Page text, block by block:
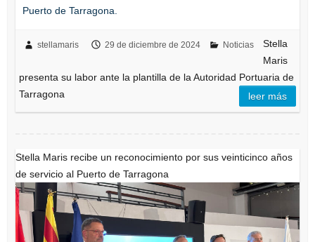
Puerto de Tarragona.
stellamaris 29 de diciembre de 2024 Noticias
Stella
Maris
presenta su labor ante la plantilla de la Autoridad Portuaria de
Tarragona
leer más
Stella Maris recibe un reconocimiento por sus veinticinco años
de servicio al Puerto de Tarragona